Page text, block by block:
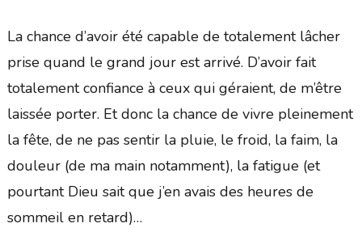
La chance d’avoir été capable de totalement lâcher
prise quand le grand jour est arrivé. D’avoir fait
totalement confiance à ceux qui géraient, de m’être
laissée porter. Et donc la chance de vivre pleinement
la fête, de ne pas sentir la pluie, le froid, la faim, la
douleur (de ma main notamment), la fatigue (et
pourtant Dieu sait que j’en avais des heures de
sommeil en retard)…